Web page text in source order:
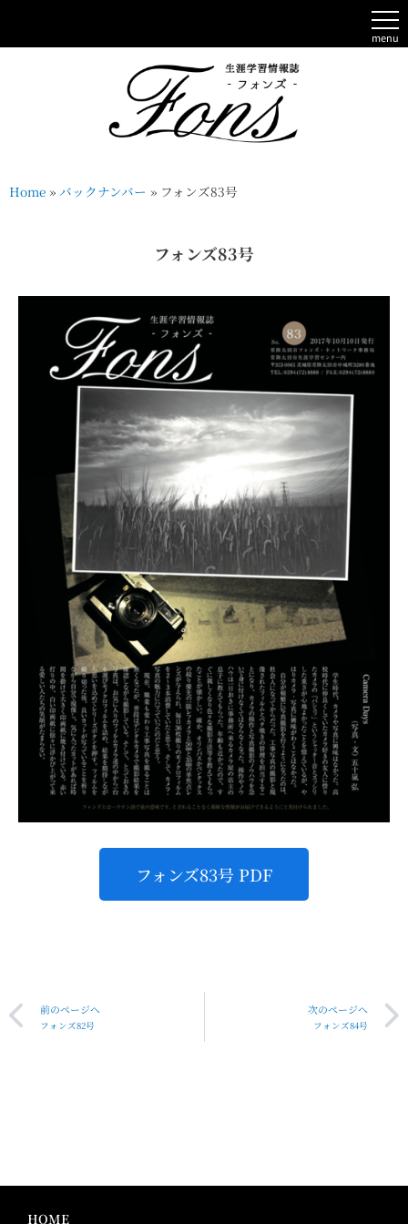
menu
Home » バックナンバー » フォンズ83号
フォンズ83号
フォンズ83号 PDF
前のページへ
フォンズ82号
次のページへ
フォンズ84号
HOME